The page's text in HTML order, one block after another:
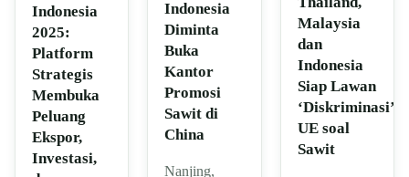
Indonesia
2025:
Platform
Strategis
Membuka
Peluang
Ekspor,
Investasi,
Indonesia
Diminta
Buka
Kantor
Promosi
Sawit di
China
Nanjing,
Malaysia
dan
Indonesia
Siap Lawan
‘Diskriminasi’
UE soal
Sawit